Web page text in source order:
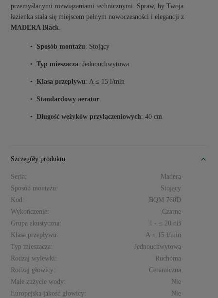
przemyślanymi rozwiązaniami technicznymi. Spraw, by Twoja
łazienka stała się miejscem pełnym nowoczesności i elegancji z
MADERA Black.
Sposób montażu: Stojący
Typ mieszacza: Jednouchwytowa
Klasa przepływu: A ≤ 15 l/min
Standardowy aerator
Długość wężyków przyłączeniowych: 40 cm
Szczegóły produktu
Seria:
Madera
Sposób montażu:
Stojący
Kod:
BQM 760D
Wykończenie:
Czarne
Grupa akustyczna:
I - ≤ 20 dB
Klasa przepływu:
A ≤ 15 l/min
Typ mieszacza:
Jednouchwytowa
Rodzaj wylewki:
Ruchoma
Rodzaj głowicy:
Ceramiczna
Małe zużycie wody:
Nie
Europejska jakość głowicy:
Nie